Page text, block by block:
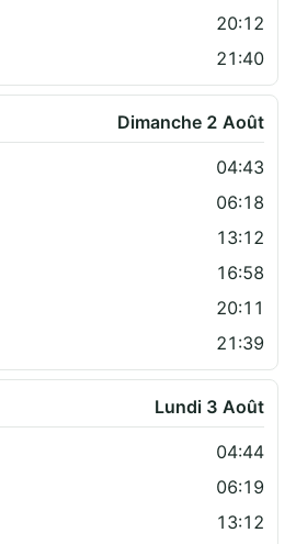
20:12
21:40
Dimanche 2 Août
04:43
06:18
13:12
16:58
20:11
21:39
Lundi 3 Août
04:44
06:19
13:12